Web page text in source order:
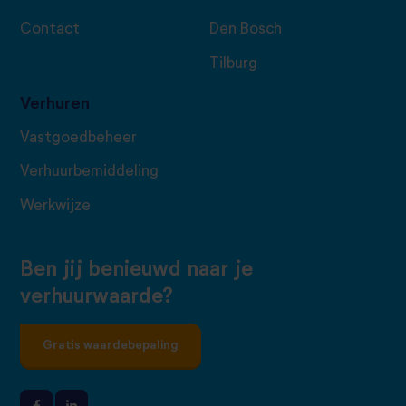
Contact Den Bosch
Tilburg
Verhuren
Vastgoedbeheer
Verhuurbemiddeling
Werkwijze
Ben jij benieuwd naar je
verhuurwaarde?
Gratis waardebepaling